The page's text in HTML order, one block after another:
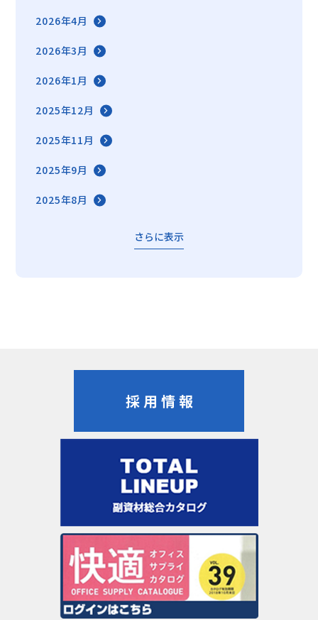
2026年4月
2026年3月
2026年1月
2025年12月
2025年11月
2025年9月
2025年8月
さらに表示